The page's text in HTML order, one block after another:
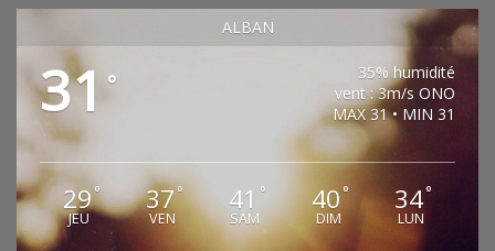
ALBAN
31°
35% humidité
vent : 3m/s ONO
MAX 31 • MIN 31
29°
JEU
37°
VEN
41 °
SAM
40 °
DIM
34°
LUN